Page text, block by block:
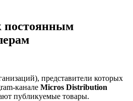
постоянным
представители которых
канале Micros Distribution
публикуемые товары.